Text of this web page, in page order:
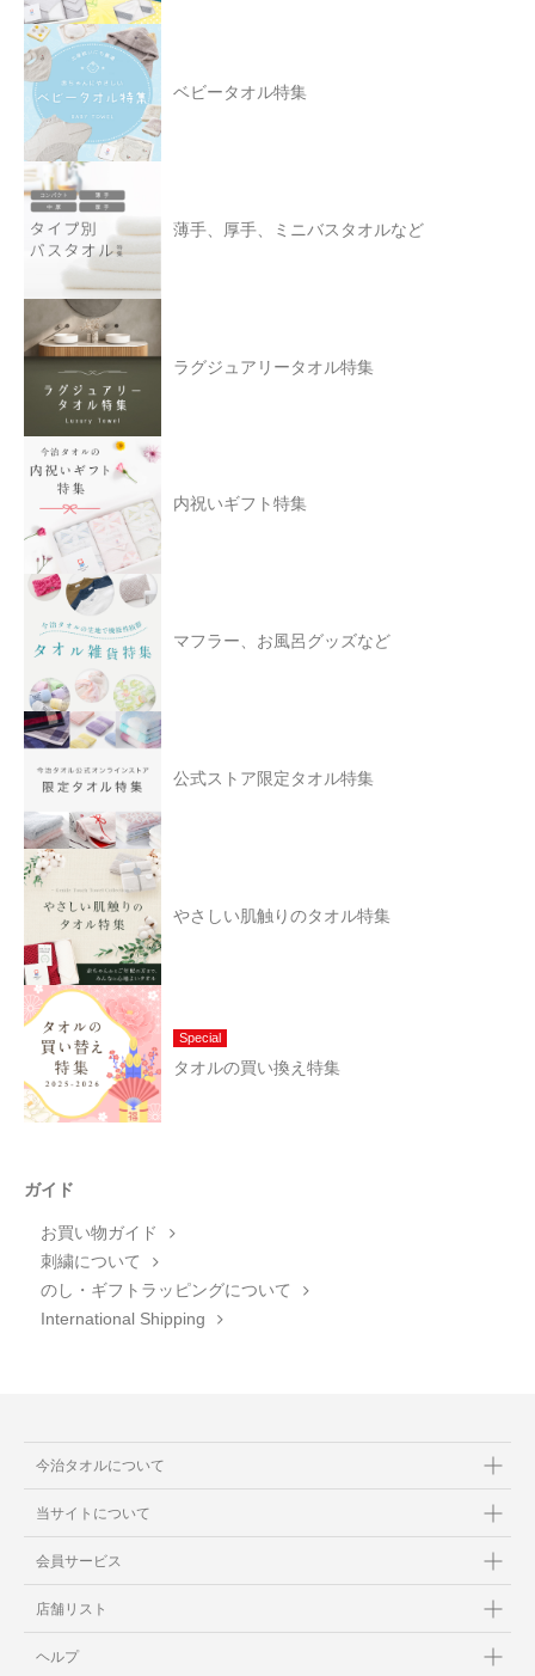
ベビータオル特集
薄手、厚手、ミニバスタオルなど
ラグジュアリータオル特集
内祝いギフト特集
マフラー、お風呂グッズなど
公式ストア限定タオル特集
やさしい肌触りのタオル特集
Special
タオルの買い換え特集
ガイド
お買い物ガイド
刺繍について
のし・ギフトラッピングについて
International Shipping
今治タオルについて
当サイトについて
会員サービス
店舗リスト
ヘルプ